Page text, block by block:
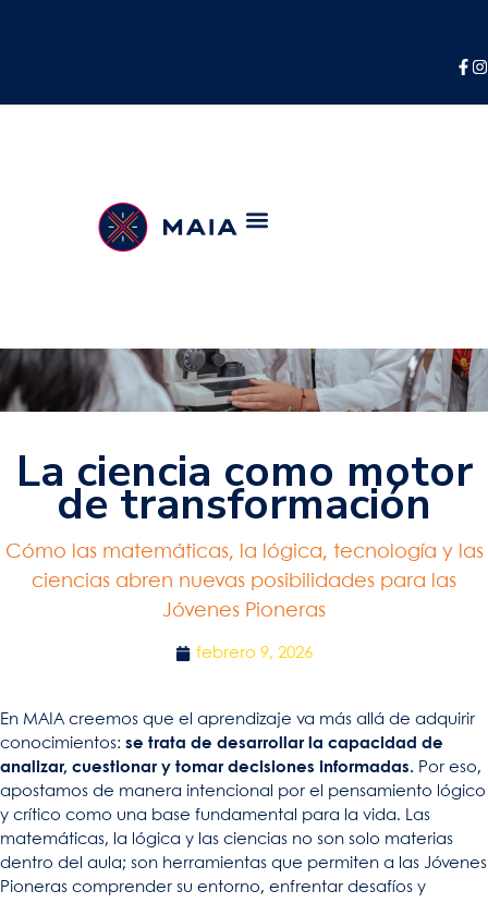
La ciencia como motor
de transformación
Cómo las matemáticas, la lógica, tecnología y las
ciencias abren nuevas posibilidades para las
Jóvenes Pioneras
febrero 9, 2026
En MAIA creemos que el aprendizaje va más allá de adquirir
conocimientos: se trata de desarrollar la capacidad de
analizar, cuestionar y tomar decisiones informadas. Por eso,
apostamos de manera intencional por el pensamiento lógico
y crítico como una base fundamental para la vida. Las
matemáticas, la lógica y las ciencias no son solo materias
dentro del aula; son herramientas que permiten a las Jóvenes
Pioneras comprender su entorno, enfrentar desafíos y